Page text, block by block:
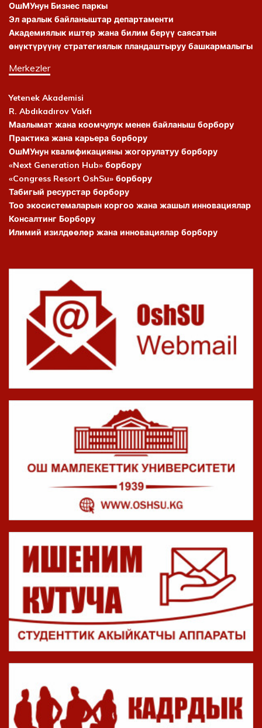
ОшМУнун Бизнес паркы
Эл аралык байланыштар департаменти
Академиялык иштер жана билим берүү саясатын
өнүктүрүүнү стратегиялык пландаштыруу башкармалыгы
Merkezler
Yetenek Akademisi
R. Abdıkadırov Vakfı
Маалымат жана коомчулук менен байланыш борбору
Практика жана карьера борбору
ОшМУнун квалификацияны жогорулатуу борбору
«Next Generation Hub» борбору
«Congress Resort OshSu» борбору
Табигый ресурстар борбору
Тоо экосистемаларын коргоо жана жашыл инновациялар
Консалтинг Борбору
Илимий изилдөөлөр жана инновациялар борбору